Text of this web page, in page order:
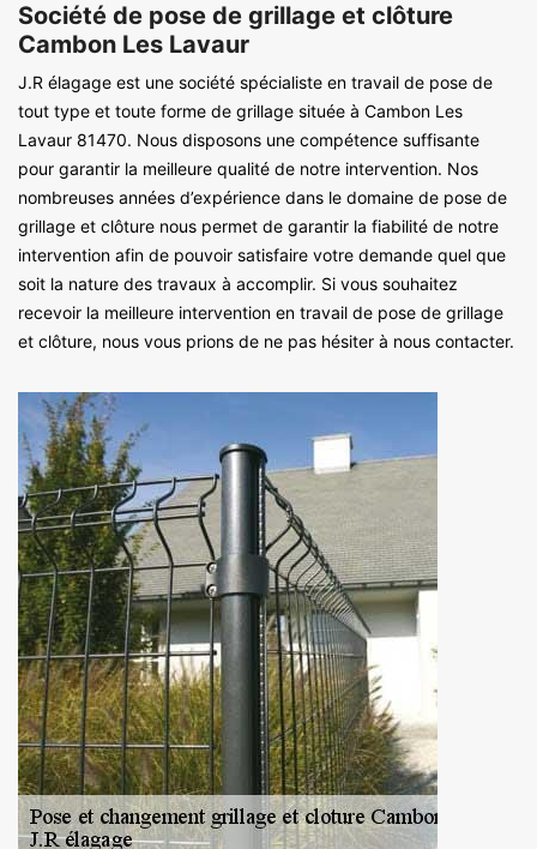
Société de pose de grillage et clôture
Cambon Les Lavaur
J.R élagage est une société spécialiste en travail de pose de
tout type et toute forme de grillage située à Cambon Les
Lavaur 81470. Nous disposons une compétence suffisante
pour garantir la meilleure qualité de notre intervention. Nos
nombreuses années d’expérience dans le domaine de pose de
grillage et clôture nous permet de garantir la fiabilité de notre
intervention afin de pouvoir satisfaire votre demande quel que
soit la nature des travaux à accomplir. Si vous souhaitez
recevoir la meilleure intervention en travail de pose de grillage
et clôture, nous vous prions de ne pas hésiter à nous contacter.